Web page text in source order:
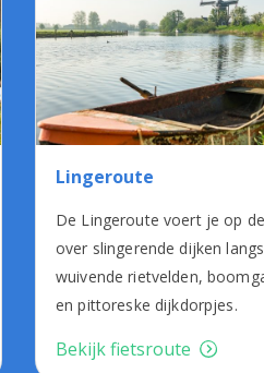
Lingeroute
De Lingeroute voert je op
over slingerende dijken langs
wuivende rietvelden,
en pittoreske dijkdorpjes.
Bekijk fietsroute